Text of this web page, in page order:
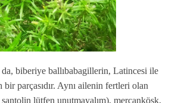
biberiye ballıbabagillerin, Latincesi ile
bir parçasıdır. Aynı ailenin fertleri olan
lütfen unutmayalım), mercanköşk,